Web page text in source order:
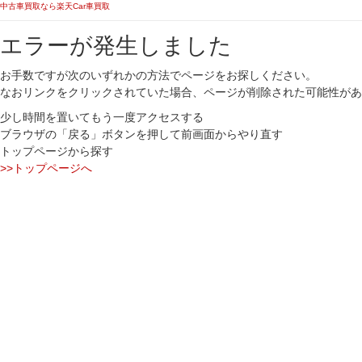
中古車買取なら楽天Car車買取
エラーが発生しました
お手数ですが次のいずれかの方法でページをお探しください。
なおリンクをクリックされていた場合、ページが削除された可能性が
少し時間を置いてもう一度アクセスする
ブラウザの「戻る」ボタンを押して前画面からやり直す
トップページから探す
>>トップページへ